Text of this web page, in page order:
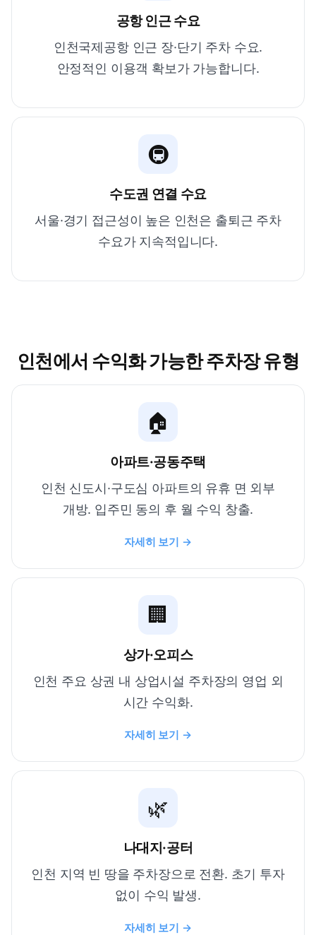
공항 인근 수요
인천국제공항 인근 장·단기 주차 수요.
안정적인 이용객 확보가 가능합니다.
🚇
수도권 연결 수요
서울·경기 접근성이 높은 인천은 출퇴근 주차
수요가 지속적입니다.
인천에서 수익화 가능한 주차장 유형
🏠
아파트·공동주택
인천 신도시·구도심 아파트의 유휴 면 외부
개방. 입주민 동의 후 월 수익 창출.
자세히 보기 →
🏢
상가·오피스
인천 주요 상권 내 상업시설 주차장의 영업 외
시간 수익화.
자세히 보기 →
🌿
나대지·공터
인천 지역 빈 땅을 주차장으로 전환. 초기 투자
없이 수익 발생.
자세히 보기 →